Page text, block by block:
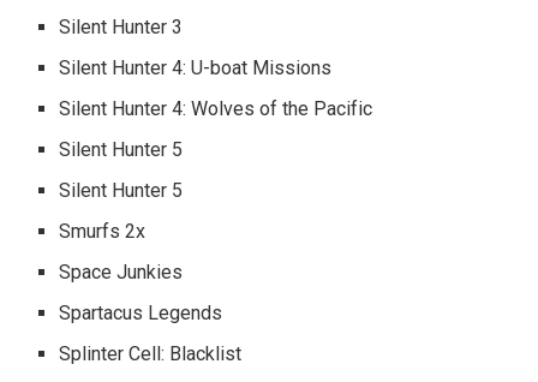
Silent Hunter 3
Silent Hunter 4: U-boat Missions
Silent Hunter 4: Wolves of the Pacific
Silent Hunter 5
Silent Hunter 5
Smurfs 2x
Space Junkies
Spartacus Legends
Splinter Cell: Blacklist